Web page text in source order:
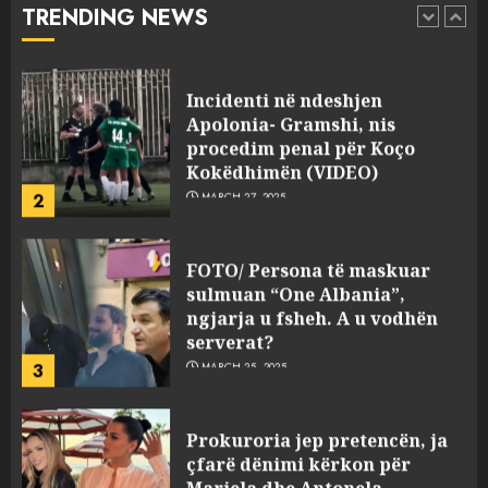
TRENDING NEWS
1
pasuri të pajustifikuar
2
Incidenti në ndeshjen
Apolonia- Gramshi, nis
procedim penal për Koço
Kokëdhimën (VIDEO)
MARCH 27, 2025
3
FOTO/ Persona të maskuar
sulmuan “One Albania”,
ngjarja u fsheh. A u vodhën
serverat?
MARCH 25, 2025
Prokuroria jep pretencën, ja
çfarë dënimi kërkon për
Mariela dhe Antonela